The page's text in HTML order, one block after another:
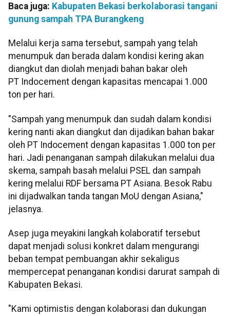
Baca juga: Kabupaten Bekasi berkolaborasi tangani
gunung sampah TPA Burangkeng
Melalui kerja sama tersebut, sampah yang telah
menumpuk dan berada dalam kondisi kering akan
diangkut dan diolah menjadi bahan bakar oleh
PT Indocement dengan kapasitas mencapai 1.000
ton per hari.
"Sampah yang menumpuk dan sudah dalam kondisi
kering nanti akan diangkut dan dijadikan bahan bakar
oleh PT Indocement dengan kapasitas 1.000 ton per
hari. Jadi penanganan sampah dilakukan melalui dua
skema, sampah basah melalui PSEL dan sampah
kering melalui RDF bersama PT Asiana. Besok Rabu
ini dijadwalkan tanda tangan MoU dengan Asiana,"
jelasnya.
Asep juga meyakini langkah kolaboratif tersebut
dapat menjadi solusi konkret dalam mengurangi
beban tempat pembuangan akhir sekaligus
mempercepat penanganan kondisi darurat sampah di
Kabupaten Bekasi.
"Kami optimistis dengan kolaborasi dan dukungan